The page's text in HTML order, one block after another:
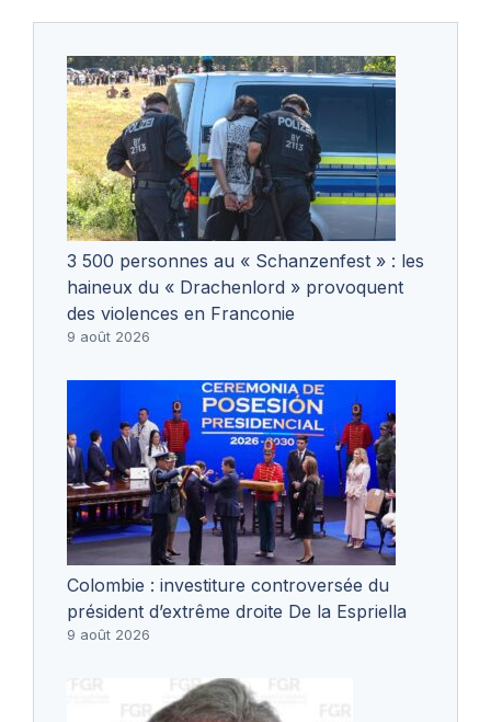
3 500 personnes au « Schanzenfest » : les
haineux du « Drachenlord » provoquent
des violences en Franconie
9 août 2026
Colombie : investiture controversée du
président d’extrême droite De la Espriella
9 août 2026